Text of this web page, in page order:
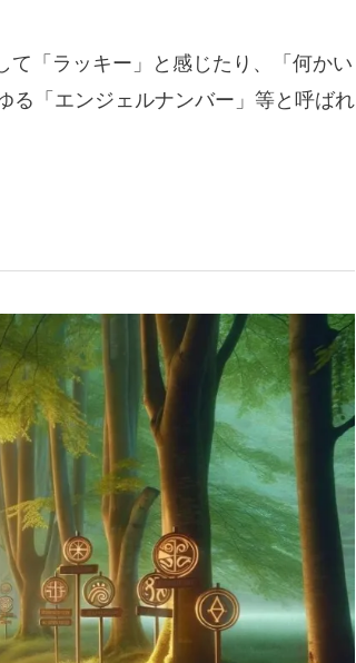
て「ラッキー」と感じたり、「何かい
る「エンジェルナンバー」等と呼ばれ